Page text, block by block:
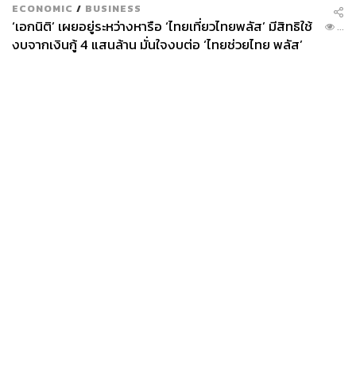
ECONOMIC / BUSINESS
‘เอกนิติ’ เผยอยู่ระหว่างหารือ ‘ไทยเที่ยวไทยพลัส’ มีสิทธิใช้
งบจากเงินกู้ 4 แสนล้าน มั่นใจงบต่อ ‘ไทยช่วยไทย พลัส’
...